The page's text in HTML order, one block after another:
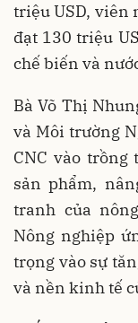
triệu USD, viên
đạt 130 triệu
chế biến và
Bà Võ Thị
và Môi trường
CNC vào
sản phẩm,
tranh của
Nông nghiệp
trọng vào sự
và nền kinh tế